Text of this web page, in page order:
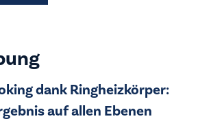
dank Ringheizkörper:
auf allen Ebenen